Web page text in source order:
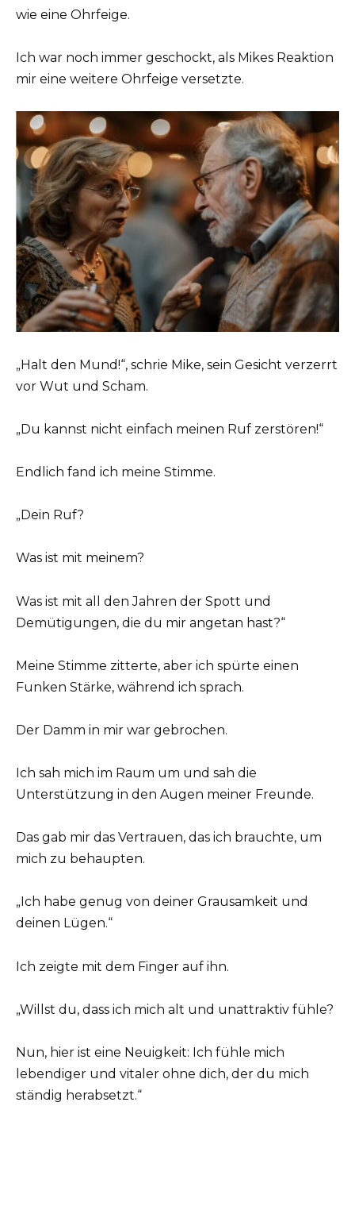
wie eine Ohrfeige.
Ich war noch immer geschockt, als Mikes Reaktion
mir eine weitere Ohrfeige versetzte.
„Halt den Mund!“, schrie Mike, sein Gesicht verzerrt
vor Wut und Scham.
„Du kannst nicht einfach meinen Ruf zerstören!“
Endlich fand ich meine Stimme.
„Dein Ruf?
Was ist mit meinem?
Was ist mit all den Jahren der Spott und
Demütigungen, die du mir angetan hast?“
Meine Stimme zitterte, aber ich spürte einen
Funken Stärke, während ich sprach.
Der Damm in mir war gebrochen.
Ich sah mich im Raum um und sah die
Unterstützung in den Augen meiner Freunde.
Das gab mir das Vertrauen, das ich brauchte, um
mich zu behaupten.
„Ich habe genug von deiner Grausamkeit und
deinen Lügen.“
Ich zeigte mit dem Finger auf ihn.
„Willst du, dass ich mich alt und unattraktiv fühle?
Nun, hier ist eine Neuigkeit: Ich fühle mich
lebendiger und vitaler ohne dich, der du mich
ständig herabsetzt.“